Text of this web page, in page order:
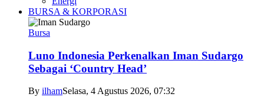
BURSA & KORPORASI
Bursa
Luno Indonesia Perkenalkan Iman Sudargo
Sebagai ‘Country Head’
By ilhamSelasa, 4 Agustus 2026, 07:32